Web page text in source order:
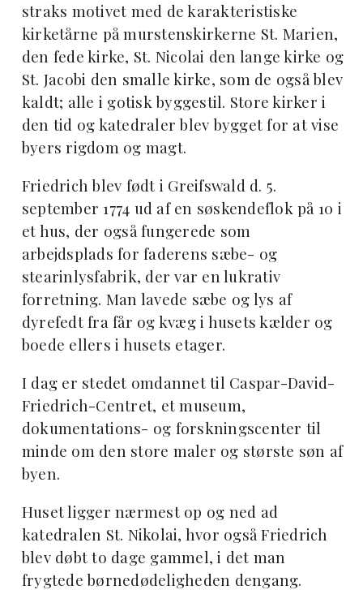
straks motivet med de karakteristiske
kirketårne på murstenskirkerne St. Marien,
den fede kirke, St. Nicolai den lange kirke og
St. Jacobi den smalle kirke, som de også blev
kaldt; alle i gotisk byggestil. Store kirker i
den tid og katedraler blev bygget for at vise
byers rigdom og magt.
Friedrich blev født i Greifswald d. 5.
september 1774 ud af en søskendeflok på 10 i
et hus, der også fungerede som
arbejdsplads for faderens sæbe- og
stearinlysfabrik, der var en lukrativ
forretning. Man lavede sæbe og lys af
dyrefedt fra får og kvæg i husets kælder og
boede ellers i husets etager.
I dag er stedet omdannet til Caspar-David-
Friedrich-Centret, et museum,
dokumentations- og forskningscenter til
minde om den store maler og største søn af
byen.
Huset ligger nærmest op og ned ad
katedralen St. Nikolai, hvor også Friedrich
blev døbt to dage gammel, i det man
frygtede børnedødeligheden dengang.